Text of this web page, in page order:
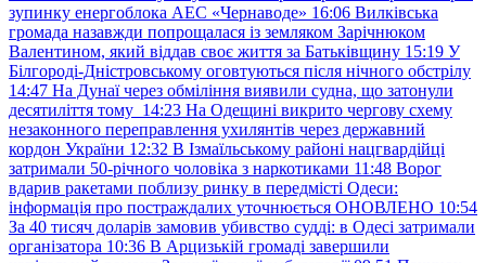
зупинку енергоблока АЕС «Чернаводе» 16:06 Вилківська
громада назавжди попрощалася із земляком Зарічнюком
Валентином, який віддав своє життя за Батьківщину 15:19 У
Білгороді-Дністровському оговтуються після нічного обстрілу
14:47 На Дунаї через обміління виявили судна, що затонули
десятиліття тому 14:23 На Одещині викрито чергову схему
незаконного переправлення ухилянтів через державний
кордон України 12:32 В Ізмаїльському районі нацгвардійці
затримали 50-річного чоловіка з наркотиками 11:48 Ворог
вдарив ракетами поблизу ринку в передмісті Одеси:
інформація про постраждалих уточнюється ОНОВЛЕНО 10:54
За 40 тисяч доларів замовив убивство судді: в Одесі затримали
організатора 10:36 В Арцизькій громаді завершили